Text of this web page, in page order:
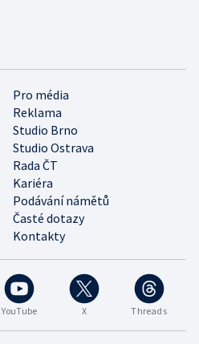
YouTube X Threads
Pro média
Reklama
Studio Brno
Studio Ostrava
Rada ČT
Kariéra
Podávání námětů
Časté dotazy
Kontakty